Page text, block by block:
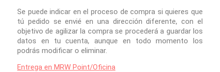
Se puede indicar en el proceso de compra si quieres que
tú pedido se envié en una dirección diferente, con el
objetivo de agilizar la compra se procederá a guardar los
datos en tu cuenta, aunque en todo momento los
podrás modificar o eliminar.
Entrega en MRW Point/Oficina